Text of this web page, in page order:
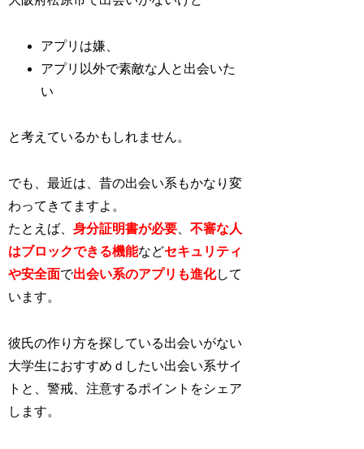
アプリは嫌、
アプリ以外で素敵な人と出会いた
い
と考えているかもしれません。
でも、最近は、昔の出会い系もかなり変
わってきてますよ。
たとえば、身分証明書が必要 、不審な人
はブロックできる機能などセキュリティ
や安全面で出会い系のアプリも進化して
います。
彼氏の作り方を探している出会いがない
大学生におすすめｄしたい出会い系サイ
トと、警戒、注意するポイントをシェア
します。